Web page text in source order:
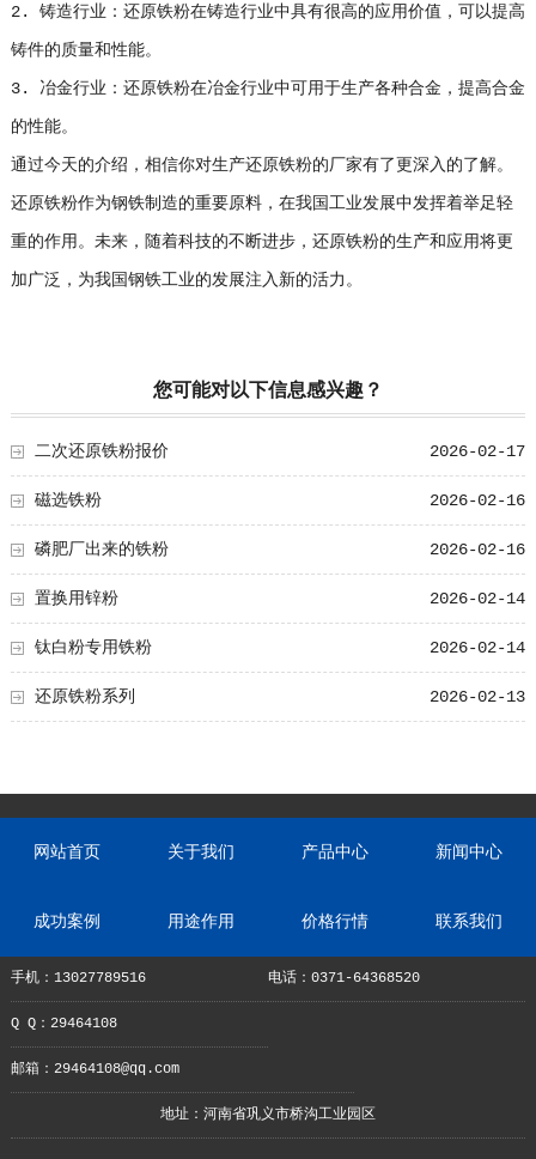
2. 铸造行业：还原铁粉在铸造行业中具有很高的应用价值，可以提高
铸件的质量和性能。
3. 冶金行业：还原铁粉在冶金行业中可用于生产各种合金，提高合金
的性能。
通过今天的介绍，相信你对生产还原铁粉的厂家有了更深入的了解。
还原铁粉作为钢铁制造的重要原料，在我国工业发展中发挥着举足轻
重的作用。未来，随着科技的不断进步，还原铁粉的生产和应用将更
加广泛，为我国钢铁工业的发展注入新的活力。
您可能对以下信息感兴趣？
2026-02-17
二次还原铁粉报价
2026-02-16
磁选铁粉
2026-02-16
磷肥厂出来的铁粉
2026-02-14
置换用锌粉
2026-02-14
钛白粉专用铁粉
2026-02-13
还原铁粉系列
网站首页 关于我们 产品中心 新闻中心
成功案例 用途作用 价格行情 联系我们
手机：13027789516 电话：0371-64368520
Q Q：29464108
邮箱：29464108@qq.com
地址：河南省巩义市桥沟工业园区